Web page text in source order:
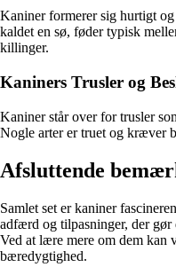
Kaniner formerer sig hurtigt
kaldet en sø, føder typisk
killinger.
Kaniners Trusler og
Kaniner står over for trusler
Nogle arter er truet og kræver
Afsluttende
Samlet set er kaniner
adfærd og tilpasninger, der
Ved at lære mere om dem kan
bæredygtighed.